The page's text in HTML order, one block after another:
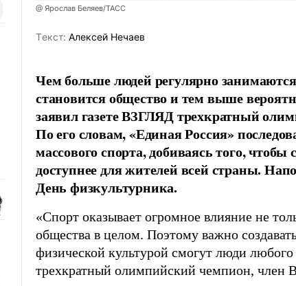
@ Ярослав Беляев/ТАСС
Tекст: Алексей Нечаев
Чем больше людей регулярно
становится общество и тем выше
заявил газете ВЗГЛЯД трехкратный
По его словам, «Единая Россия»
массового спорта, добиваясь того,
доступнее для жителей всей страны.
День физкультурника.
«Спорт оказывает огромное влияние не
общества в целом. Поэтому важно
физической культурой смогут люди
трехкратный олимпийский чемпион, член